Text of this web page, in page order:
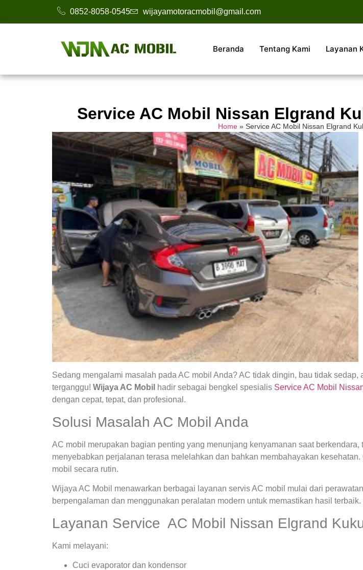
0852-8058-0545 wijayamotoracmobil@gmail.com
Beranda Tentang Kami Layanan
Service AC Mobil Nissan Elgrand
Home» Service AC Mobil Nissan Elgrand
Sedang mengalami masalah pada AC mobil Anda? AC tidak dingin, bau tidak
terganggu! Wijaya AC Mobil hadir sebagai bengkel spesialis Service AC Mobil
dengan cepat, tepat, dan profesional.
Solusi Masalah AC Mobil Anda
AC mobil merupakan bagian penting yang menunjang kenyamanan saat
menyebabkan perjalanan terasa melelahkan dan bahkan membahayakan
mobil secara rutin.
Wijaya AC Mobil menawarkan berbagai layanan servis AC mobil mulai dari
berpengalaman dan menggunakan peralatan modern untuk memastikan hasil terbaik.
Layanan Service AC Mobil Nissan Elgrand
Kami melayani:
Cuci evaporator dan kondensor